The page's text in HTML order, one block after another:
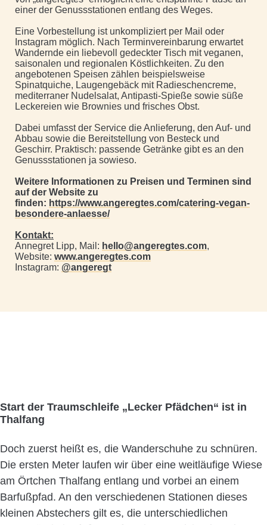
einer der Genussstationen entlang des Weges.
Eine Vorbestellung ist unkompliziert per Mail oder
Instagram möglich. Nach Terminvereinbarung erwartet
Wandernde ein liebevoll gedeckter Tisch mit veganen,
saisonalen und regionalen Köstlichkeiten. Zu den
angebotenen Speisen zählen beispielsweise
Spinatquiche, Laugengebäck mit Radieschencreme,
mediterraner Nudelsalat, Antipasti-Spieße sowie süße
Leckereien wie Brownies und frisches Obst.
Dabei umfasst der Service die Anlieferung, den Auf- und
Abbau sowie die Bereitstellung von Besteck und
Geschirr. Praktisch: passende Getränke gibt es an den
Genussstationen ja sowieso.
Weitere Informationen zu Preisen und Terminen sind
auf der Website zu
finden: https://www.angeregtes.com/catering-vegan-
besondere-anlaesse/
Kontakt:
Annegret Lipp, Mail: hello@angeregtes.com,
Website: www.angeregtes.com
Instagram: @angeregt
Start der Traumschleife „Lecker Pfädchen“ ist in
Thalfang
Doch zuerst heißt es, die Wanderschuhe zu schnüren.
Die ersten Meter laufen wir über eine weitläufige Wiese
am Örtchen Thalfang entlang und vorbei an einem
Barfußpfad. An den verschiedenen Stationen dieses
kleinen Abstechers gilt es, die unterschiedlichen